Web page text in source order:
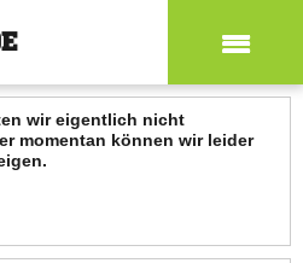
wir eigentlich nicht
momentan können wir leider